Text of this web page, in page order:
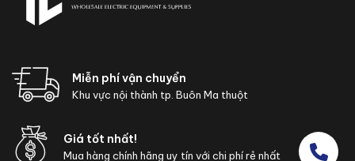
Miễn phí vận chuyển
Khu vực nội thành tp. Buôn Ma thuột
Giá tốt nhất!
Mua hàng chính hãng uy tín với chi phí rẻ nhất